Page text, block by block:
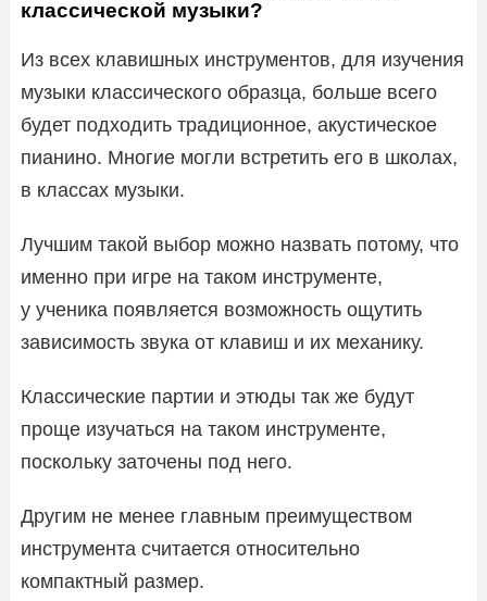
классической музыки?
Из всех клавишных инструментов, для изучения
музыки классического образца, больше всего
будет подходить традиционное, акустическое
пианино. Многие могли встретить его в школах,
в классах музыки.
Лучшим такой выбор можно назвать потому, что
именно при игре на таком инструменте,
у ученика появляется возможность ощутить
зависимость звука от клавиш и их механику.
Классические партии и этюды так же будут
проще изучаться на таком инструменте,
поскольку заточены под него.
Другим не менее главным преимуществом
инструмента считается относительно
компактный размер.